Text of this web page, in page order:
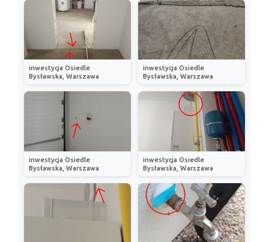
inwestycja Osiedle
Bysławska, Warszawa
inwestycja Osiedle
Bysławska, Warszawa
inwestycja Osiedle
Bysławska, Warszawa
inwestycja Osiedle
Bysławska, Warszawa